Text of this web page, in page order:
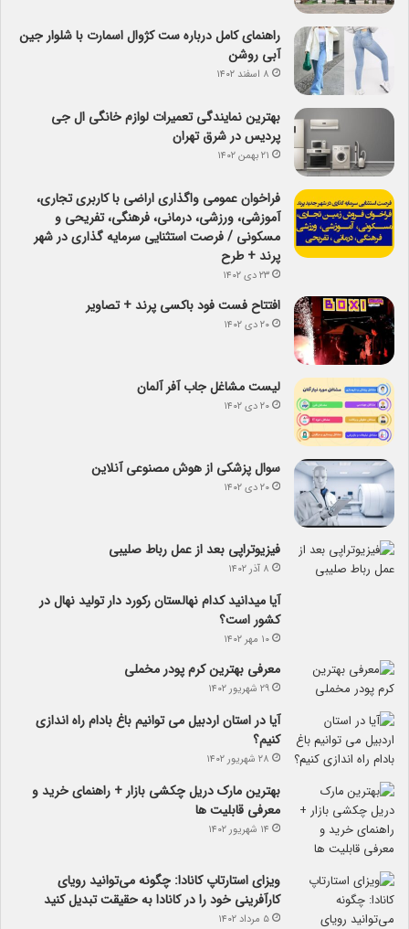
راهنمای کامل درباره ست کژوال اسمارت با شلوار جین
آبی روشن
۸ اسفند ۱۴۰۲
بهترین نمایندگی تعمیرات لوازم خانگی ال جی
پردیس در شرق تهران
۲۱ بهمن ۱۴۰۲
فراخوان عمومی واگذاری اراضی با کاربری تجاری،
آموزشی، ورزشی، درمانی، فرهنگی، تفریحی و
مسکونی / فرصت استثنایی سرمایه گذاری در شهر
پرند + طرح
۲۳ دی ۱۴۰۲
افتتاح فست فود باکسی پرند + تصاویر
۲۰ دی ۱۴۰۲
لیست مشاغل جاب آفر آلمان
۲۰ دی ۱۴۰۲
سوال پزشکی از هوش مصنوعی آنلاین
۲۰ دی ۱۴۰۲
فیزیوتراپی بعد از عمل رباط صلیبی
۸ آذر ۱۴۰۲
آیا می­دانید کدام نهالستان رکورد دار تولید نهال­ در
کشور است؟
۱۰ مهر ۱۴۰۲
معرفی بهترین کرم پودر مخملی
۲۹ شهریور ۱۴۰۲
آیا در استان اردبیل می توانیم باغ بادام راه اندازی
کنیم؟
۲۸ شهریور ۱۴۰۲
بهترین مارک دریل چکشی بازار + راهنمای خرید و
معرفی قابلیت ها
۱۴ شهریور ۱۴۰۲
ویزای استارتاپ کانادا: چگونه می‌توانید رویای
کارآفرینی خود را در کانادا به حقیقت تبدیل کنید
۵ مرداد ۱۴۰۲